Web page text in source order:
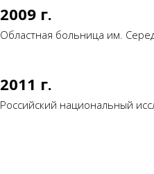
2009 г.
Областная больница им.
2011 г.
Российский национальный